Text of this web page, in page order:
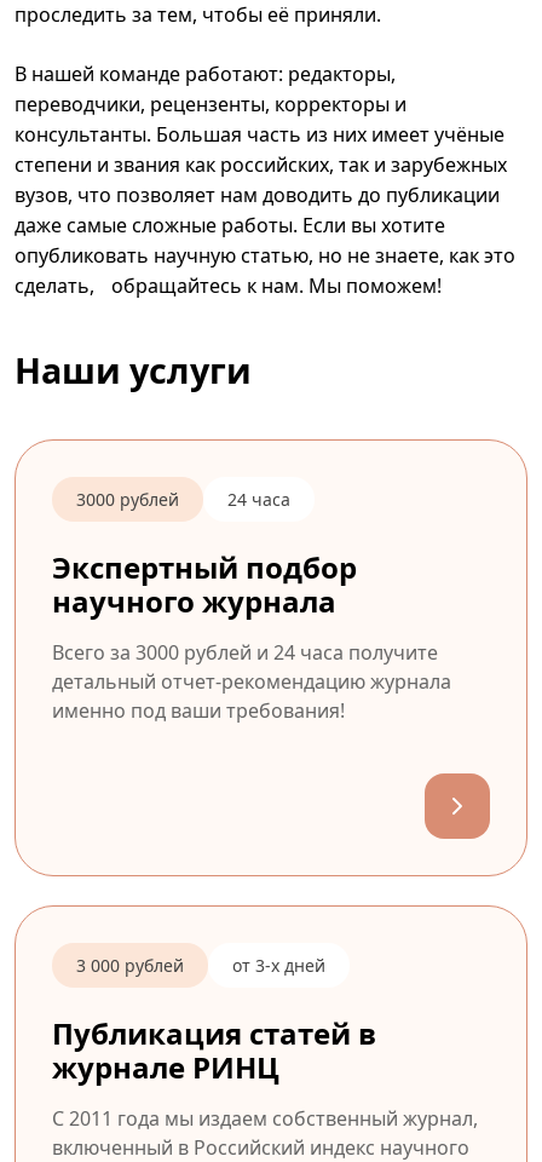
проследить за тем, чтобы её приняли.
В нашей команде работают: редакторы,
переводчики, рецензенты, корректоры и
консультанты. Большая часть из них имеет учёные
степени и звания как российских, так и зарубежных
вузов, что позволяет нам доводить до публикации
даже самые сложные работы. Если вы хотите
опубликовать научную статью, но не знаете, как это
сделать, обращайтесь к нам. Мы поможем!
Наши услуги
3000 рублей 24 часа
Экспертный подбор
научного журнала
Всего за 3000 рублей и 24 часа получите
детальный отчет-рекомендацию журнала
именно под ваши требования!
3 000 рублей от 3-х дней
Публикация статей в
журнале РИНЦ
С 2011 года мы издаем собственный журнал,
включенный в Российский индекс научного